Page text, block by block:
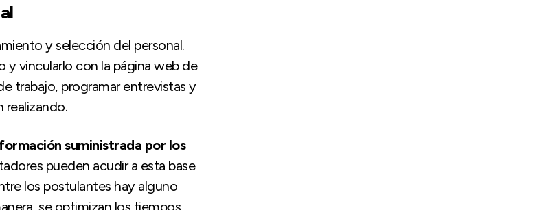
y selección del personal.
y vincularlo con la página web de
trabajo, programar entrevistas y
realizando.
suministrada por los
pueden acudir a esta base
los postulantes hay alguno
se optimizan los tiempos